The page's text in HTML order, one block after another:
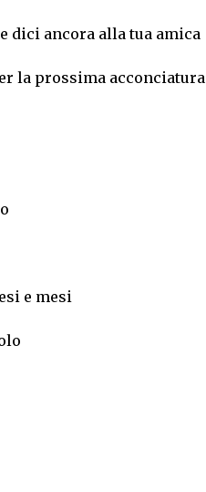
dici ancora alla tua amica
la prossima
e mesi